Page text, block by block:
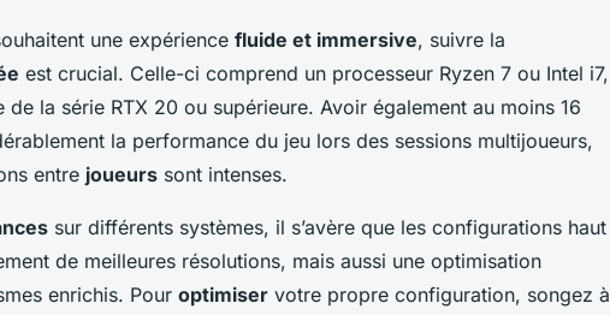
une expérience fluide et immersive, suivre la
est crucial. Celle-ci comprend un processeur Ryzen 7 ou Intel i7,
de la série RTX 20 ou supérieure. Avoir également au moins 16
la performance du jeu lors des sessions multijoueurs,
entre joueurs sont intenses.
sur différents systèmes, il s’avère que les configurations haut
de meilleures résolutions, mais aussi une optimisation
enrichis. Pour optimiser votre propre configuration, songez à